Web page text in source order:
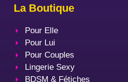
La Boutique
Pour Elle
Pour Lui
Pour Couples
Lingerie Sexy
BDSM & Fétiches